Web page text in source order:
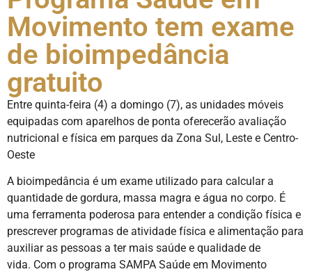
Movimento tem exame
de bioimpedância
gratuito
Entre quinta-feira (4) a domingo (7), as unidades móveis
equipadas com aparelhos de ponta oferecerão avaliação
nutricional e física em parques da Zona Sul, Leste e Centro-
Oeste
A bioimpedância é um exame utilizado para calcular a
quantidade de gordura, massa magra e água no corpo. É
uma ferramenta poderosa para entender a condição física e
prescrever programas de atividade física e alimentação para
auxiliar as pessoas a ter mais saúde e qualidade de
vida. Com o programa SAMPA Saúde em Movimento